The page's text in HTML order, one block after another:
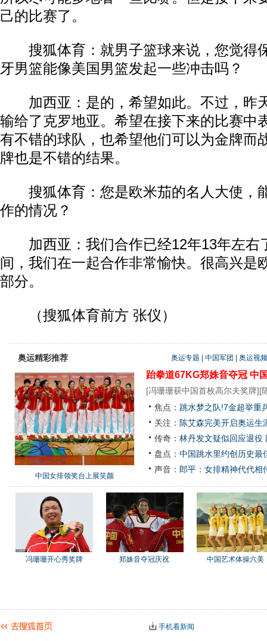
己的比赛了。
搜狐体育：就男子篮球来说，您觉得
牙男篮能像美国男篮发起一些冲击吗？
加西亚：是的，希望如此。不过，昨
输给了克罗地亚。希望在接下来的比赛中
有不错的球队，也希望他们可以为金牌而
牌也是不错的结果。
搜狐体育：您是欧米茄的名人大使，
作的情况？
加西亚：我们合作已经12年13年左右
间，我们在一起合作非常愉快。很高兴是
部分。
（搜狐体育前方 张仪）
奥运精彩推荐 奥运专题 中国军团 奥运视频
中国女排领奖台上展笑颜
跆拳道67KG郑姝音夺冠 中
[冯珊珊获中国首枚高尔夫奖牌][
焦点： 跳水梦之队!7金超举重
关注： 陈艾森完美开启奥运
传奇： 林丹发文疑似回应退役
盘点： 中国跳水里约创历史最
声音： 郎平：女排精神代代相
冯珊珊开心秀奖牌 郑姝音夺冠庆祝 中国艺术体操六美
手机看新闻